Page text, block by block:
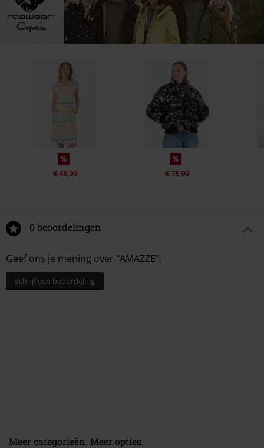
%
€ 48,99
%
€ 75,99
0 beoordelingen
Geef ons je mening over "AMAZZE".
Schrijf een beoordeling
Meer categorieën. Meer opties.